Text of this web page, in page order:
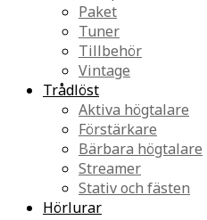
Paket
Tuner
Tillbehör
Vintage
Trådlöst
Aktiva högtalare
Förstärkare
Bärbara högtalare
Streamer
Stativ och fästen
Hörlurar